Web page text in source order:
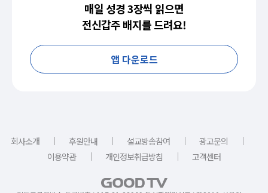
매일 성경 3장씩 읽으면
전신갑주 배지를 드려요!
앱 다운로드
회사소개 ｜ 후원안내 ｜ 설교방송참여 ｜ 광고문의
｜
이용약관
｜ 개인정보취급방침 ｜ 고객센터